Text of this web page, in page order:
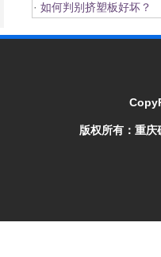
· 如何判别挤塑板好坏？
版权所有： 重庆